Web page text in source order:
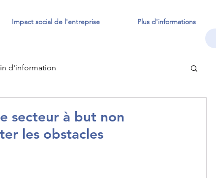
Impact social de l'entreprise Plus d'informations
d'information
secteur à but non
les obstacles